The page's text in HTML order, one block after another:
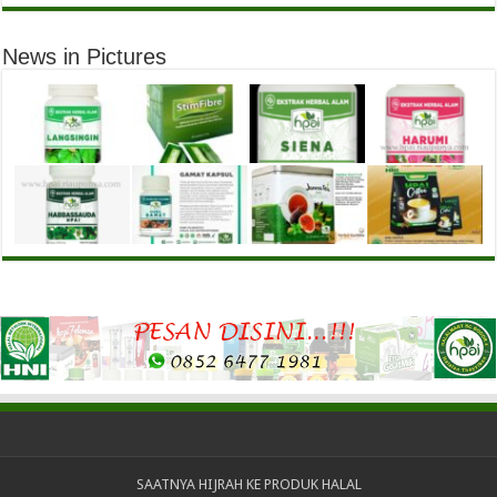
News in Pictures
SAATNYA HIJRAH KE PRODUK HALAL